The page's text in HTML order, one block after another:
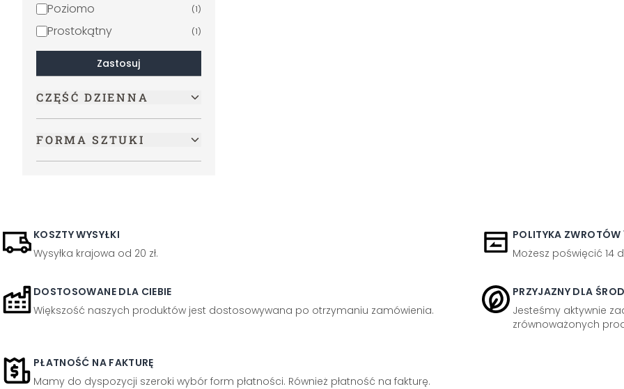
Poziomo (1)
Prostokątny (1)
Zastosuj
CZĘŚĆ DZIENNA
FORMA SZTUKI
KOSZTY WYSYŁKI
Wysyłka krajowa od 20 zł.
POLITYKA ZWROTÓW
Możesz poświęcić 14
DOSTOSOWANE DLA CIEBIE
Większość naszych produktów jest dostosowywana po otrzymaniu zamówienia.
PRZYJAZNY DLA
Jesteśmy aktywnie
zrównoważonych
PŁATNOŚĆ NA FAKTURĘ
Mamy do dyspozycji szeroki wybór form płatności. Również płatność na fakturę.